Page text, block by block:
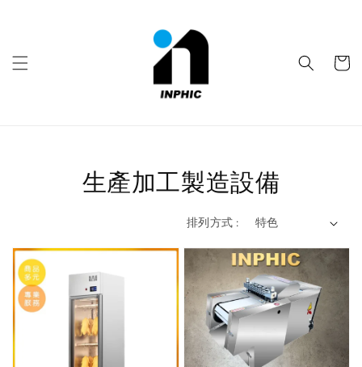
生產加工製造設備
排列方式 :